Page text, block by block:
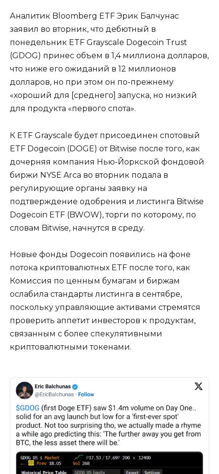
Аналитик Bloomberg ETF Эрик Балчунас
заявил во вторник, что дебютный в
понедельник ETF Grayscale Dogecoin Trust
(GDOG) принес объем в 1,4 миллиона долларов,
что ниже его ожиданий в 12 миллионов
долларов, но при этом он по-прежнему
«хороший для [среднего] запуска, но низкий
для продукта «первого спота».
К ETF Grayscale будет присоединен спотовый
ETF Dogecoin (DOGE) от Bitwise после того, как
дочерняя компания Нью-Йоркской фондовой
биржи NYSE Arca во вторник подала в
регулирующие органы заявку на
подтверждение одобрения и листинга Bitwise
Dogecoin ETF (BWOW), торги по которому, по
словам Bitwise, начнутся в среду.
Новые фонды Dogecoin появились на фоне
потока криптовалютных ETF после того, как
Комиссия по ценным бумагам и биржам
ослабила стандарты листинга в сентябре,
поскольку управляющие активами стремятся
проверить аппетит инвесторов к продуктам,
связанным с более спекулятивными
криптовалютными токенами.